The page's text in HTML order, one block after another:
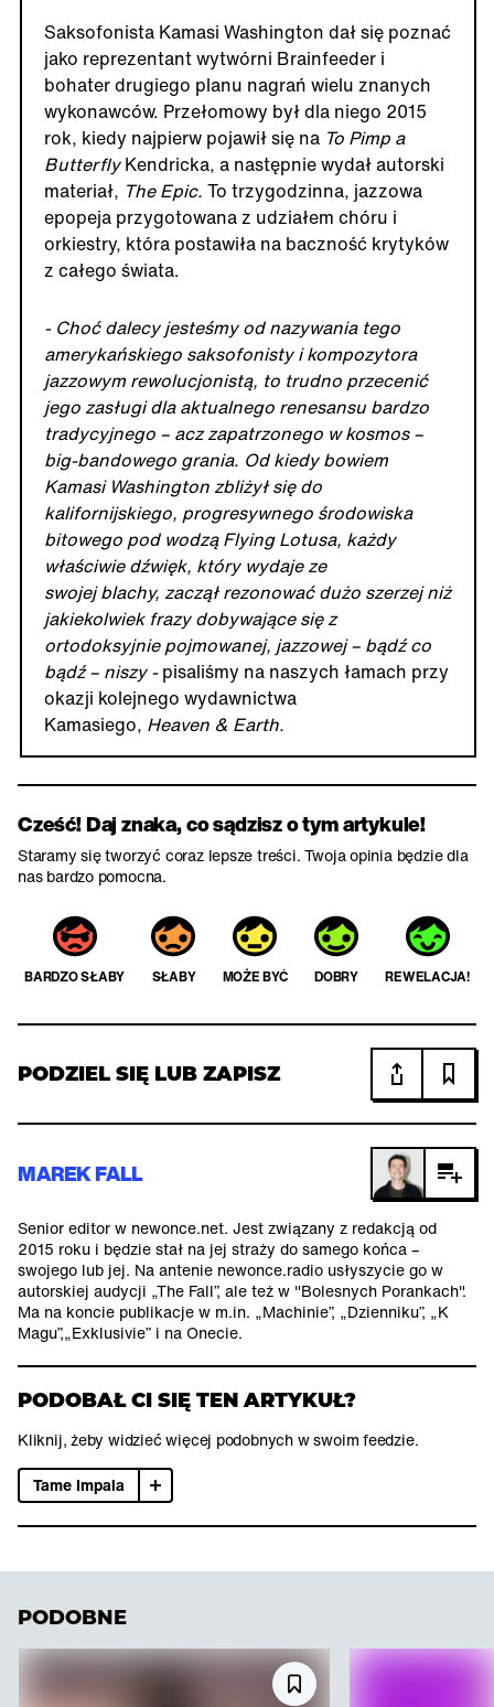
Saksofonista Kamasi Washington dał się poznać
jako reprezentant wytwórni Brainfeeder i
bohater drugiego planu nagrań wielu znanych
wykonawców. Przełomowy był dla niego 2015
rok, kiedy najpierw pojawił się na To Pimp a
ButterflyKendricka, a następnie wydał autorski
materiał, The Epic. To trzygodzinna, jazzowa
epopeja przygotowana z udziałem chóru i
orkiestry, która postawiła na baczność krytyków
z całego świata.
- Choć dalecy jesteśmy od nazywania tego
amerykańskiego saksofonisty i kompozytora
jazzowym rewolucjonistą, to trudno przecenić
jego zasługi dla aktualnego renesansu bardzo
tradycyjnego – acz zapatrzonego w kosmos –
big-bandowego grania. Od kiedy bowiem
Kamasi Washington zbliżył się do
kalifornijskiego, progresywnego środowiska
bitowego pod wodzą Flying Lotusa, każdy
właściwie dźwięk, który wydaje ze
swojej blachy, zaczął rezonować dużo szerzej niż
jakiekolwiek frazy dobywające się z
ortodoksyjnie pojmowanej, jazzowej – bądź co
bądź – niszy -pisaliśmy na naszych łamach przy
okazji kolejnego wydawnictwa
Kamasiego, Heaven & Earth.
Cześć! Daj znaka, co sądzisz o tym artykule!
Staramy się tworzyć coraz lepsze treści. Twoja opinia będzie dla
nas bardzo pomocna.
BARDZO SŁABY SŁABY MOŻE BYĆ DOBRY REWELACJA!
PODZIEL SIĘ LUB ZAPISZ
MAREK FALL
Senior editor w newonce.net. Jest związany z redakcją od
2015 roku i będzie stał na jej straży do samego końca –
swojego lub jej. Na antenie newonce.radio usłyszycie go w
autorskiej audycji „The Fall”, ale też w "Bolesnych Porankach".
Ma na koncie publikacje w m.in. „Machinie”, „Dzienniku”, „K
Magu”,„Exklusivie” i na Onecie.
PODOBAŁ CI SIĘ TEN ARTYKUŁ?
Kliknij, żeby widzieć więcej podobnych w swoim feedzie.
Tame Impala
PODOBNE